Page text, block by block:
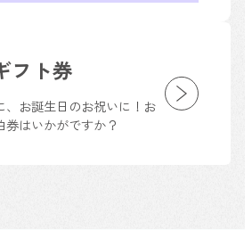
フト券
、お誕生日のお祝いに！お
券はいかがですか？